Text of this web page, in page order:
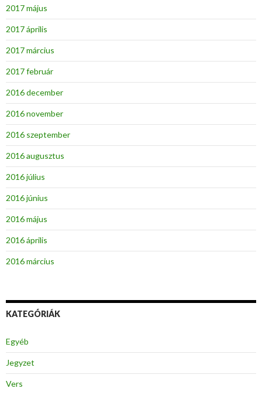
2017 május
2017 április
2017 március
2017 február
2016 december
2016 november
2016 szeptember
2016 augusztus
2016 július
2016 június
2016 május
2016 április
2016 március
KATEGÓRIÁK
Egyéb
Jegyzet
Vers